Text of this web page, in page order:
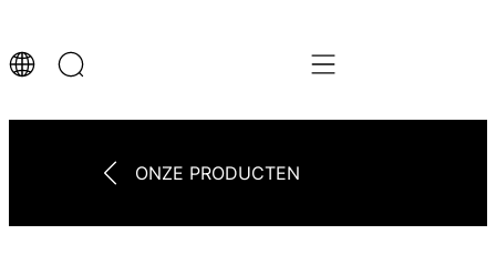
ONZE PRODUCTEN